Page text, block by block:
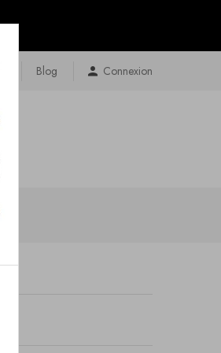
Connexion
Blog